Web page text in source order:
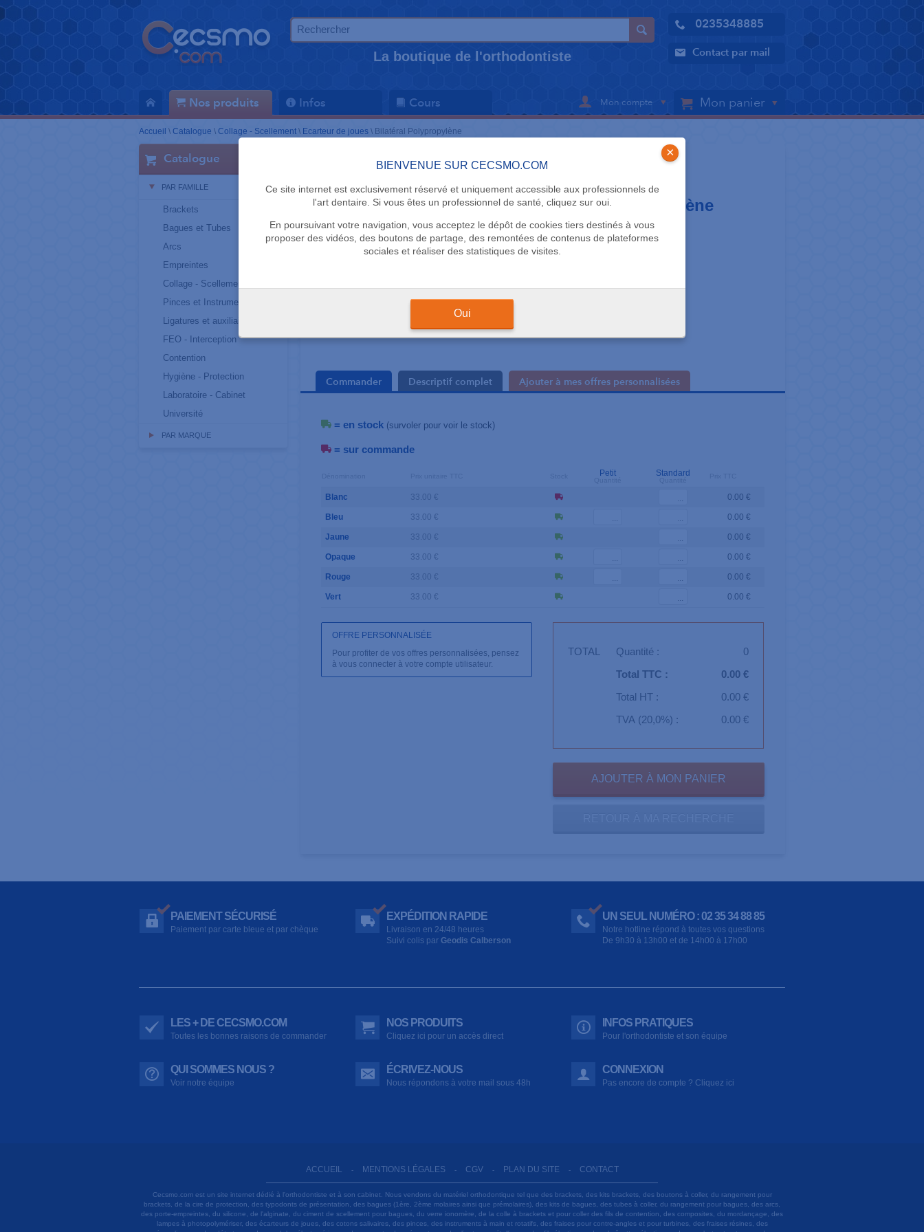
La boutique de l'orthodontiste
0235348885
Contact par mail
Nos produits Infos Cours Mon compte Mon panier
BIENVENUE SUR CECSMO.COM
Ce site internet est exclusivement réservé et uniquement accessible aux professionnels de
l'art dentaire. Si vous êtes un professionnel de santé, cliquez sur oui.
En poursuivant votre navigation, vous acceptez le dépôt de cookies tiers destinés à vous
proposer des vidéos, des boutons de partage, des remontées de contenus de plateformes
sociales et réaliser des statistiques de visites.
×
Oui
Accueil \ Catalogue \ Collage - Scellement \ Ecarteur de joues \ Bilatéral Polypropylène
Catalogue
PAR FAMILLE
Brackets
Bagues et Tubes
Arcs
Empreintes
Collage - Scellement
Pinces et Instruments
Ligatures et auxiliaires
FEO - Interception
Contention
Hygiène - Protection
Laboratoire - Cabinet
Université
PAR MARQUE
ECARTEUR DE JOUES
Bilatéral Polypropylène
Saga Dental
Commander Descriptif complet Ajouter à mes offres personnalisées
= en stock (survoler pour voir le stock)
= sur commande
Petit Standard
Blanc 33.00 € 0.00 €
Bleu 33.00 € 0.00 €
Jaune 33.00 € 0.00 €
Opaque 33.00 € 0.00 €
Rouge 33.00 € 0.00 €
Vert 33.00 € 0.00 €
OFFRE PERSONNALISÉE
Pour profiter de vos offres personnalisées, pensez
à vous connecter à votre compte utilisateur.
TOTAL Quantité :
0
Total TTC :
0.00 €
Total HT :
0.00 €
TVA (20,0%) :
0.00 €
PAIEMENT SÉCURISÉ
Paiement par carte bleue et par chèque
EXPÉDITION RAPIDE
Livraison en 24/48 heures
Suivi colis par Geodis Calberson
UN SEUL NUMÉRO : 02 35 34 88 85
Notre hotline répond à toutes vos questions
De 9h30 à 13h00 et de 14h00 à 17h00
LES + DE CECSMO.COM
Toutes les bonnes raisons de commander
NOS PRODUITS
Cliquez ici pour un accès direct
INFOS PRATIQUES
Pour l'orthodontiste et son équipe
QUI SOMMES NOUS ?
Voir notre équipe
ÉCRIVEZ-NOUS
Nous répondons à votre mail sous 48h
CONNEXION
Pas encore de compte ? Cliquez ici
ACCUEIL - MENTIONS LÉGALES - CGV - PLAN DU SITE - CONTACT
Cecsmo.com est un site internet dédié à l'orthodontiste et à son cabinet. Nous vendons du matériel orthodontique tel que des brackets, des kits brackets, des boutons à coller, du rangement pour
brackets, de la cire de protection, des typodonts de présentation, des bagues (1ère, 2ème molaires ainsi que prémolaires), des kits de bagues, des tubes à coller, du rangement pour bagues, des arcs,
des porte-empreintes, du silicone, de l'alginate, du ciment de scellement pour bagues, du verre ionomère, de la colle à brackets et pour coller des fils de contention, des composites, du mordançage, des
lampes à photopolymériser, des écarteurs de joues, des cotons salivaires, des pinces, des instruments à main et rotatifs, des fraises pour contre-angles et pour turbines, des fraises résines, des